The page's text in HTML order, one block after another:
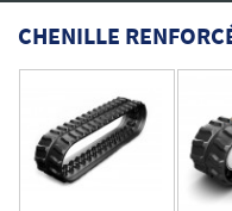
CHENILLE